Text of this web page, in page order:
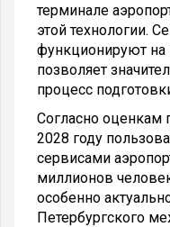
терминале
этой технологии.
функционируют на
позволяет
процесс
Согласно оценкам
2028 году
сервисами
миллионов
особенно
Петербургского